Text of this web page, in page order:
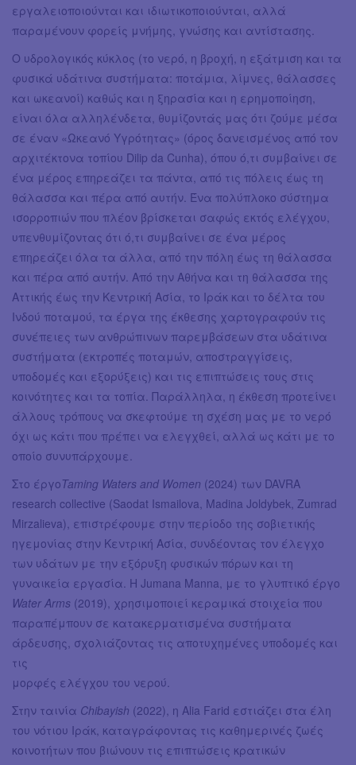
εργαλειοποιούνται και ιδιωτικοποιούνται, αλλά
παραμένουν φορείς μνήμης, γνώσης και αντίστασης.
Ο υδρολογικός κύκλος (το νερό, η βροχή, η εξάτμιση και τα
φυσικά υδάτινα συστήματα: ποτάμια, λίμνες, θάλασσες
και ωκεανοί) καθώς και η ξηρασία και η ερημοποίηση,
είναι όλα αλληλένδετα, θυμίζοντάς μας ότι ζούμε μέσα
σε έναν «Ωκεανό Υγρότητας» (όρος δανεισμένος από τον
αρχιτέκτονα τοπίου Dilip da Cunha), όπου ό,τι συμβαίνει σε
ένα μέρος επηρεάζει τα πάντα, από τις πόλεις έως τη
θάλασσα και πέρα από αυτήν. Ένα πολύπλοκο σύστημα
ισορροπιών που πλέον βρίσκεται σαφώς εκτός ελέγχου,
υπενθυμίζοντας ότι ό,τι συμβαίνει σε ένα μέρος
επηρεάζει όλα τα άλλα, από την πόλη έως τη θάλασσα
και πέρα από αυτήν. Από την Αθήνα και τη θάλασσα της
Αττικής έως την Κεντρική Ασία, το Ιράκ και το δέλτα του
Ινδού ποταμού, τα έργα της έκθεσης χαρτογραφούν τις
συνέπειες των ανθρώπινων παρεμβάσεων στα υδάτινα
συστήματα (εκτροπές ποταμών, αποστραγγίσεις,
υποδομές και εξορύξεις) και τις επιπτώσεις τους στις
κοινότητες και τα τοπία. Παράλληλα, η έκθεση προτείνει
άλλους τρόπους να σκεφτούμε τη σχέση μας με το νερό
όχι ως κάτι που πρέπει να ελεγχθεί, αλλά ως κάτι με το
οποίο συνυπάρχουμε.
Στο έργοTaming Waters and Women (2024) των DAVRA
research collective (Saodat Ismailova, Madina Joldybek, Zumrad
Mirzalieva), επιστρέφουμε στην περίοδο της σοβιετικής
ηγεμονίας στην Κεντρική Ασία, συνδέοντας τον έλεγχο
των υδάτων με την εξόρυξη φυσικών πόρων και τη
γυναικεία εργασία. Η Jumana Manna, με το γλυπτικό έργο
Water Arms (2019), χρησιμοποιεί κεραμικά στοιχεία που
παραπέμπουν σε κατακερματισμένα συστήματα
άρδευσης, σχολιάζοντας τις αποτυχημένες υποδομές και
τις
μορφές ελέγχου του νερού.
Στην ταινία Chibayish (2022), η Alia Farid εστιάζει στα έλη
του νότιου Ιράκ, καταγράφοντας τις καθημερινές ζωές
κοινοτήτων που βιώνουν τις επιπτώσεις κρατικών